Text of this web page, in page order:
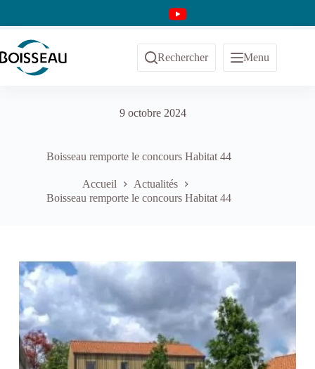
Rechercher Menu
9 octobre 2024
Boisseau remporte le concours Habitat 44
Accueil
Actualités
Boisseau remporte le concours Habitat 44